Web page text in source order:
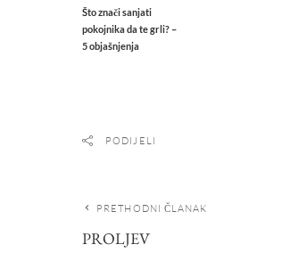
Što znači sanjati
pokojnika da te grli? –
5 objašnjenja
PODIJELI
PRETHODNI ČLANAK
PROLJEV